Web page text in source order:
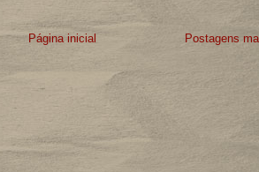
Postagens
Página inicial